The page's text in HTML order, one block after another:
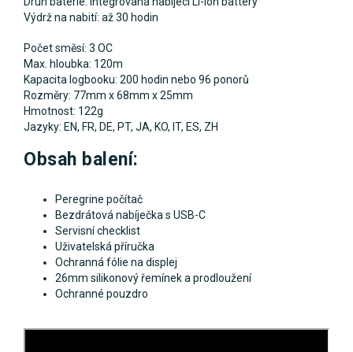
Výdrž na nabití: až 30 hodin
Počet směsí: 3 OC
Max. hloubka: 120m
Kapacita logbooku: 200 hodin nebo 96 ponorů
Rozměry: 77mm x 68mm x 25mm
Hmotnost: 122g
Jazyky: EN, FR, DE, PT, JA, KO, IT, ES, ZH
Obsah balení:
Peregrine počítač
Bezdrátová nabíječka s USB-C
Servisní checklist
Uživatelská příručka
Ochranná fólie na displej
26mm silikonový řemínek a prodloužení
Ochranné pouzdro